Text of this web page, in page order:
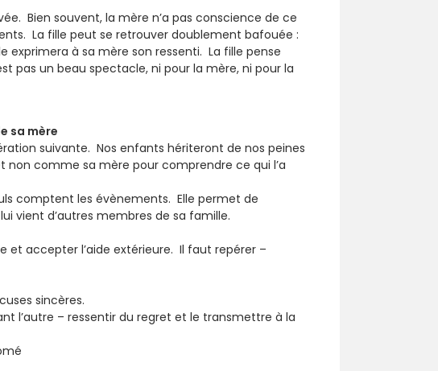
Bien souvent, la mère n’a pas conscience de ce
La fille peut se retrouver doublement bafouée :
exprimera à sa mère son ressenti. La fille pense
pas un beau spectacle, ni pour la mère, ni pour la
sa mère
suivante. Nos enfants hériteront de nos peines
comme sa mère pour comprendre ce qui l’a
comptent les évènements. Elle permet de
vient d’autres membres de sa famille.
et accepter l’aide extérieure. Il faut repérer –
sincères.
l’autre – ressentir du regret et le transmettre à la